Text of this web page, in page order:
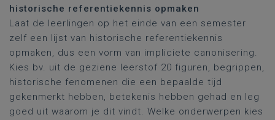
historische referentiekennis opmaken
Laat de leerlingen op het einde van een semester
zelf een lijst van historische referentiekennis
opmaken, dus een vorm van impliciete canonisering.
Kies bv. uit de geziene leerstof 20 figuren, begrippen,
historische fenomenen die een bepaalde tijd
gekenmerkt hebben, betekenis hebben gehad en leg
goed uit waarom je dit vindt. Welke onderwerpen kies